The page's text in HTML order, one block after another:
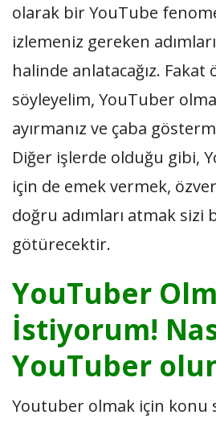
olarak bir YouTube
izlemeniz gereken
halinde anlatacağız. Fakat
söyleyelim, YouTuber
ayırmanız ve çaba
Diğer işlerde olduğu gibi,
için de emek vermek,
doğru adımları atmak sizi
götürecektir.
YouTuber
İstiyorum!
YouTuber
Youtuber olmak için konu